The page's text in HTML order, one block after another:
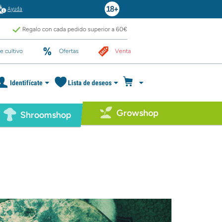
Ayuda
Regalo con cada pedido superior a 60€
cultivo Ofertas Venta
Identifícate Lista de deseos
Shroomshop Growshop